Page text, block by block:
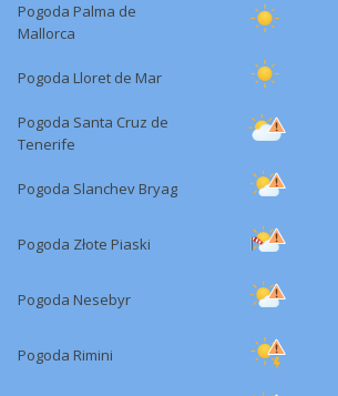
Pogoda Palma de
Mallorca
Pogoda Lloret de Mar
Pogoda Santa Cruz de
Tenerife
Pogoda Slanchev Bryag
Pogoda Złote Piaski
Pogoda Nesebyr
Pogoda Rimini